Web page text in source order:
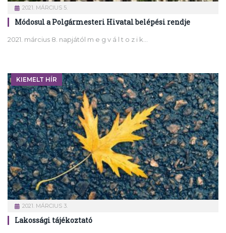
2021. MÁRCIUS 5.
Módosul a Polgármesteri Hivatal belépési rendje
2021. március 8. napjától m e g v á l t o z i k…
KIEMELT HÍR
2021. MÁRCIUS 3.
Lakossági tájékoztató